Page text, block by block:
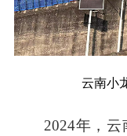
云南小
2024年，